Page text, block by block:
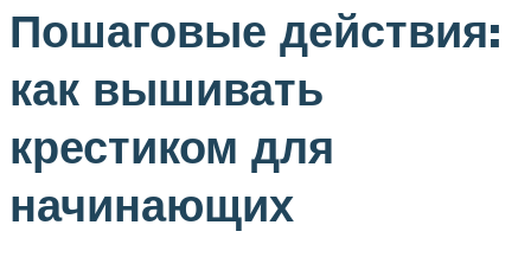
Пошаговые действия:
как вышивать
крестиком для
начинающих